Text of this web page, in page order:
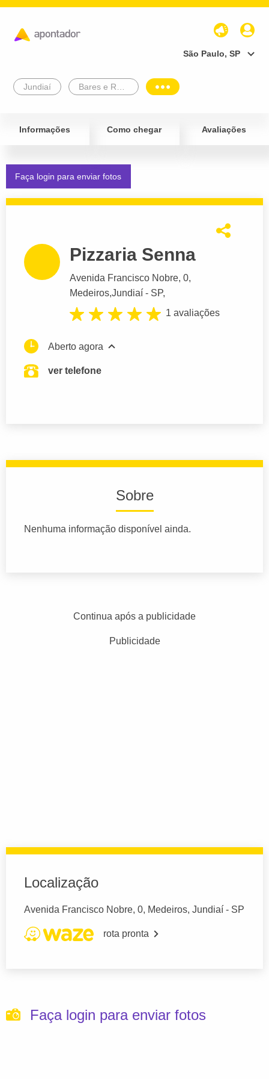
São Paulo, SP
Jundiaí
Informações Como chegar Avaliações
Faça login para enviar fotos
Pizzaria Senna
Avenida Francisco Nobre, 0,
Medeiros,Jundiaí - SP,
1 avaliações
Aberto agora
ver telefone
Sobre
Nenhuma informação disponível ainda.
Continua após a publicidade
Publicidade
Localização
Avenida Francisco Nobre, 0, Medeiros, Jundiaí - SP
rota pronta
Faça login para enviar fotos